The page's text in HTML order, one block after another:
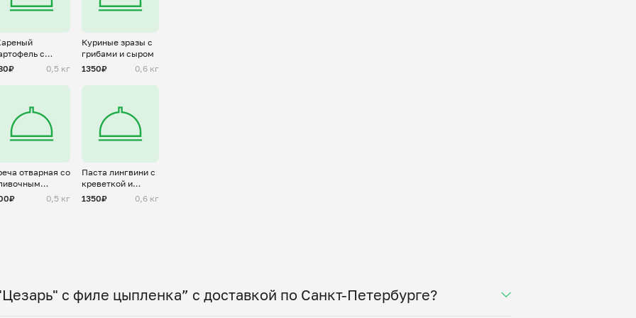
с
0,5 кг
Куриные зразы с
грибами и сыром
1350₽
0,6 кг
отварная со
0,5 кг
Паста лингвини с
креветкой и
шпинатом
1350₽ 0,6 кг
с филе цыпленка” с доставкой по Санкт-Петербурге?